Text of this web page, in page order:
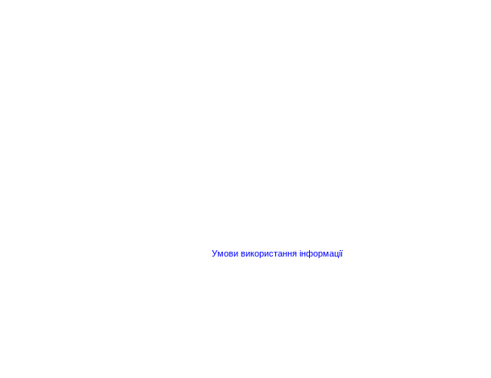
Умови використання інформації